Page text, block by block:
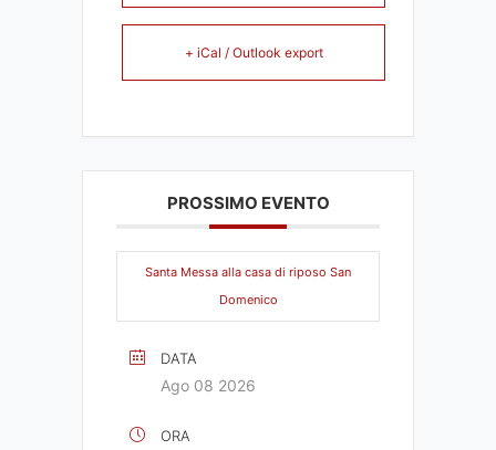
+ iCal / Outlook export
PROSSIMO EVENTO
Santa Messa alla casa di riposo San
Domenico
DATA
Ago 08 2026
ORA